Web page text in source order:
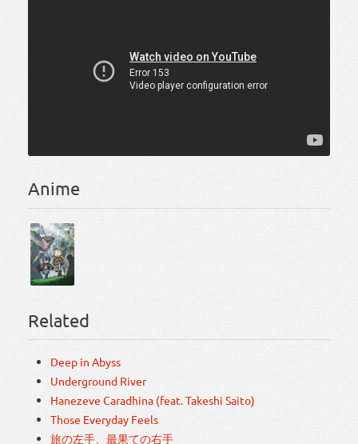
Anime
Related
Deep in Abyss
Underground River
Hanezeve Caradhina (feat. Takeshi Saito)
Those Everyday Feels
旅の左手、最果ての右手